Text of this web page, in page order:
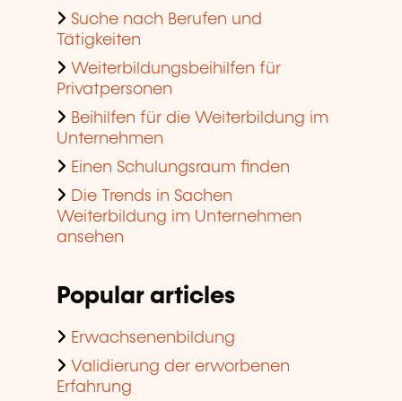
Suche nach Berufen und
Tätigkeiten
Weiterbildungsbeihilfen für
Privatpersonen
Beihilfen für die Weiterbildung im
Unternehmen
Einen Schulungsraum finden
Die Trends in Sachen
Weiterbildung im Unternehmen
ansehen
Popular articles
Erwachsenenbildung
Validierung der erworbenen
Erfahrung